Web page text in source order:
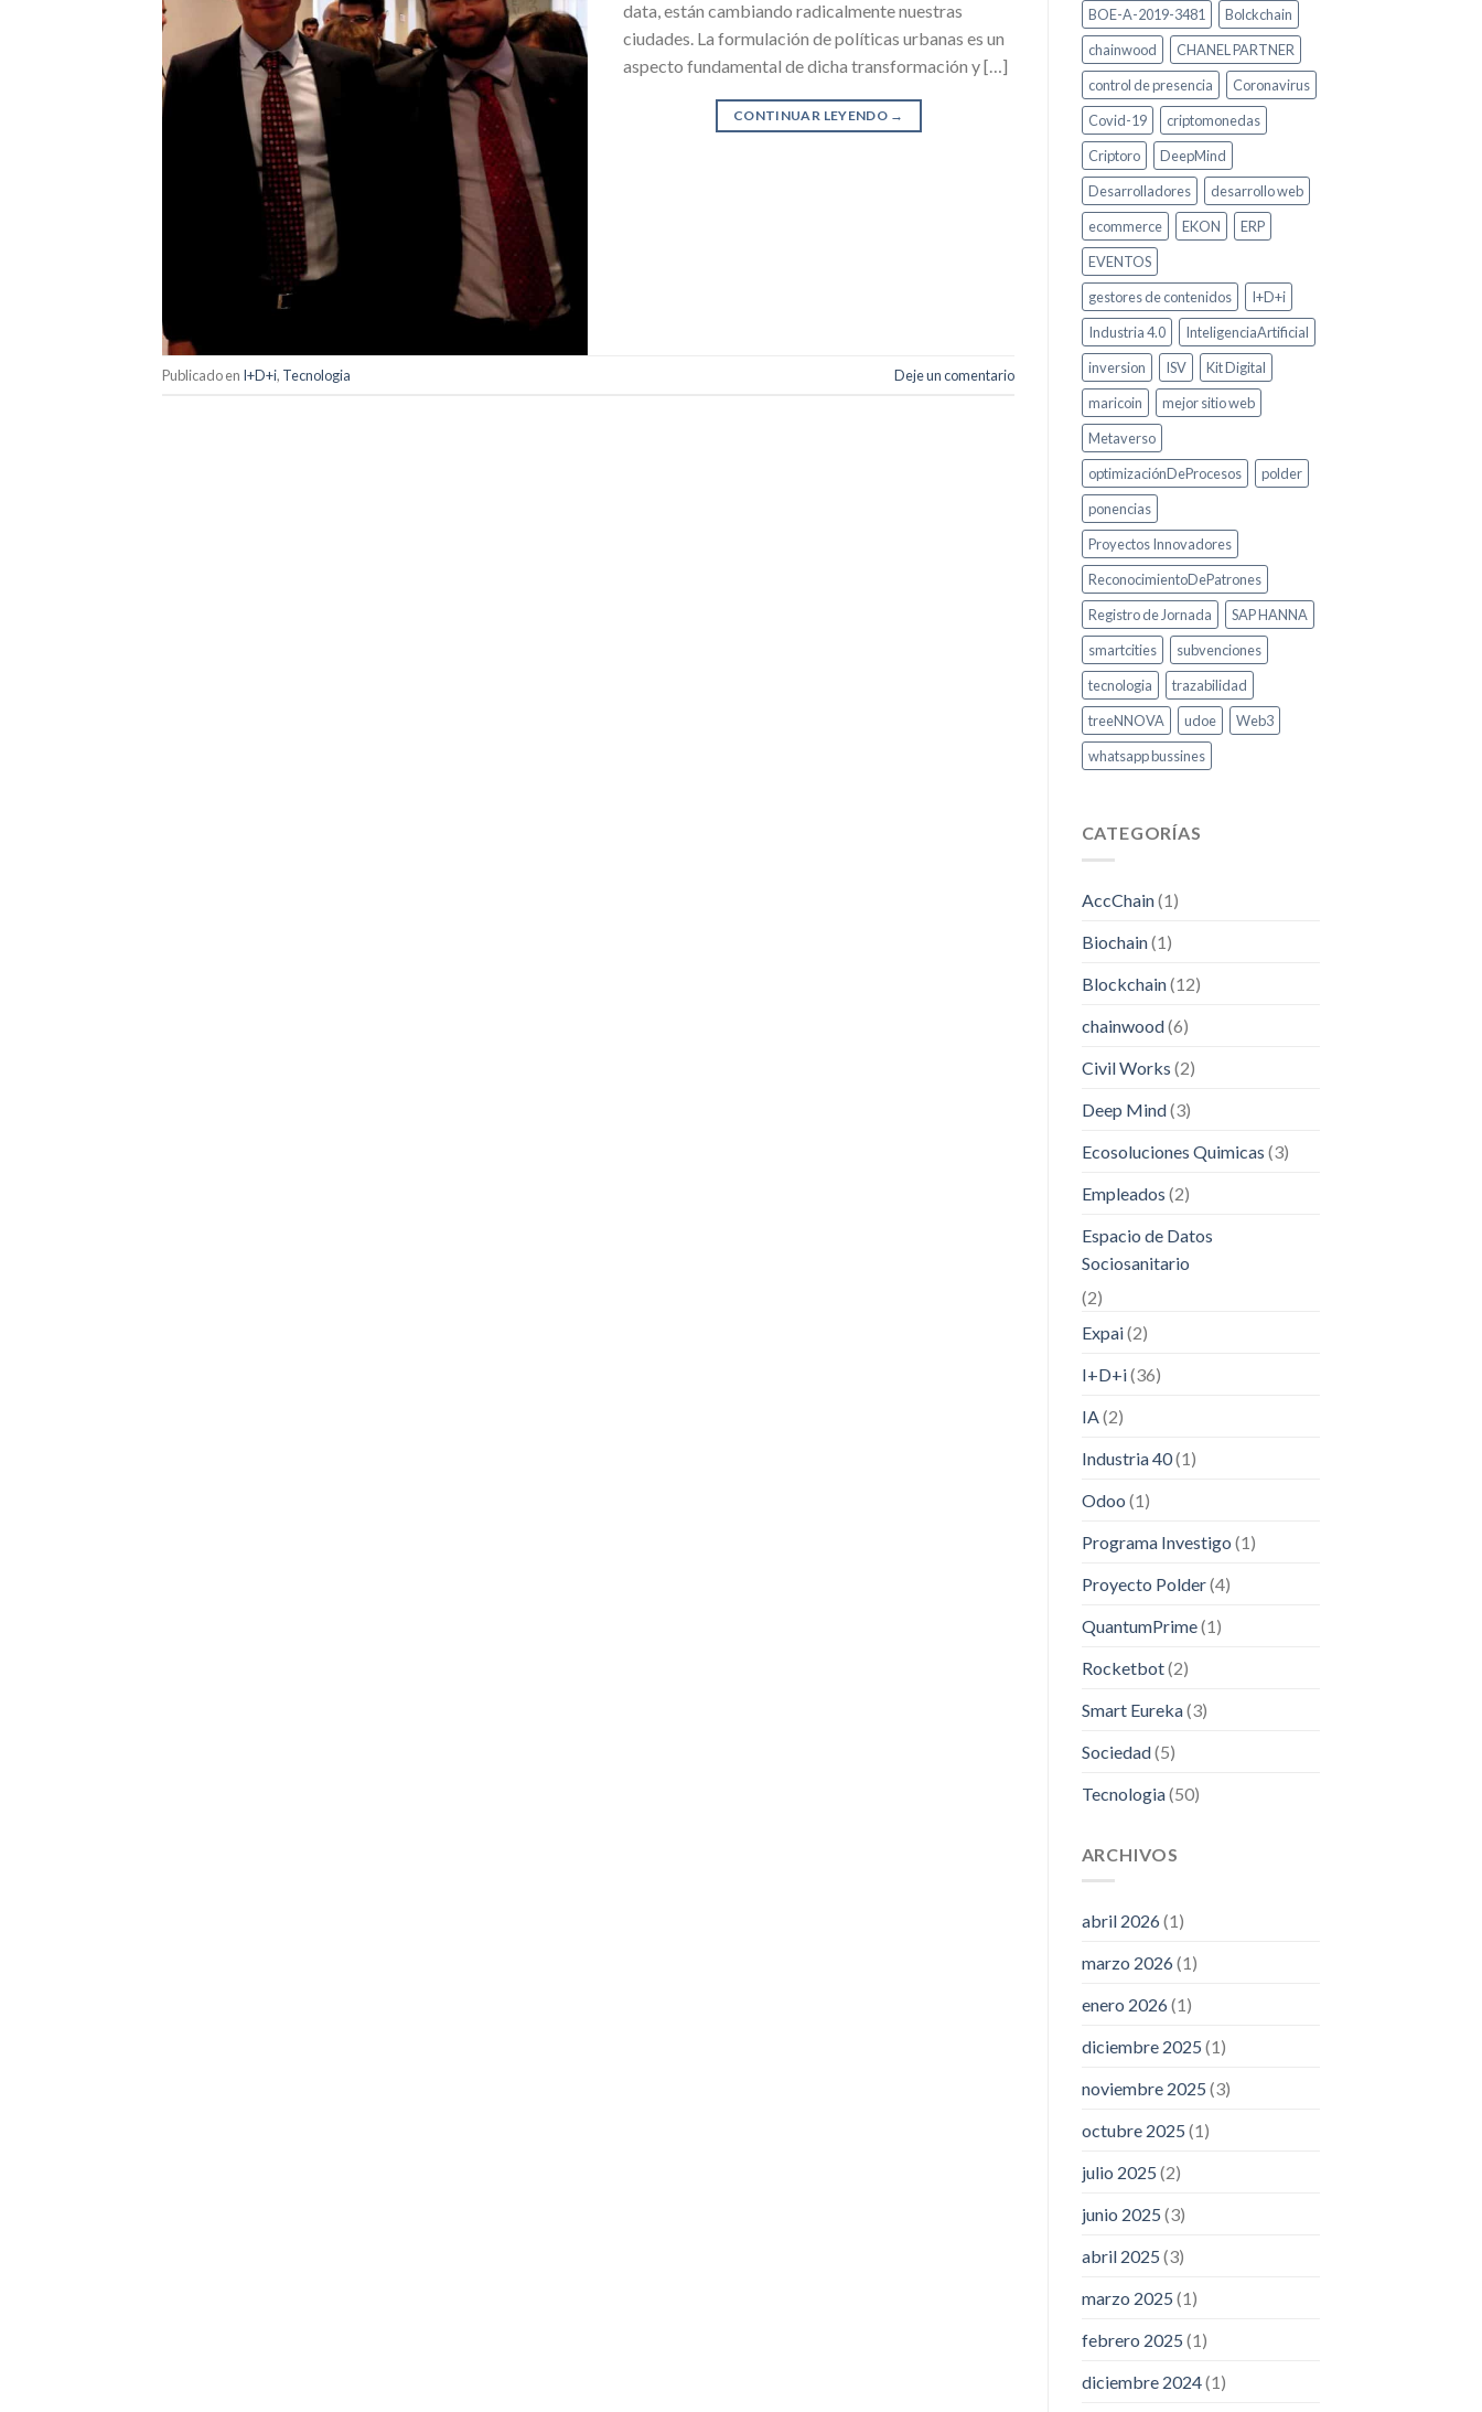
data, están cambiando radicalmente nuestras
ciudades. La formulación de políticas urbanas es un
aspecto fundamental de dicha transformación y […]
CONTINUAR LEYENDO →
Publicado en I+D+i, Tecnologia Deje un comentario
BOE-A-2019-3481
Bolckchain
chainwood
CHANEL PARTNER
control de presencia
Coronavirus
Covid-19
criptomonedas
Criptoro
DeepMind
Desarrolladores
desarrollo web
ecommerce
EKON
ERP
EVENTOS
gestores de contenidos
I+D+i
Industria 4.0
InteligenciaArtificial
inversion
ISV
Kit Digital
maricoin
mejor sitio web
Metaverso
optimizaciónDeProcesos
polder
ponencias
Proyectos Innovadores
ReconocimientoDePatrones
Registro de Jornada
SAP HANNA
smartcities
subvenciones
tecnologia
trazabilidad
treeNNOVA
udoe
Web3
whatsapp bussines
CATEGORÍAS
AccChain(1)
Biochain(1)
Blockchain(12)
chainwood(6)
Civil Works (2)
Deep Mind(3)
Ecosoluciones Quimicas (3)
Empleados (2)
Espacio de Datos
Sociosanitario
(2)
Expai(2)
I+D+i(36)
IA(2)
Industria 40(1)
Odoo (1)
Programa Investigo (1)
Proyecto Polder(4)
QuantumPrime(1)
Rocketbot(2)
Smart Eureka(3)
Sociedad(5)
Tecnologia(50)
ARCHIVOS
abril 2026(1)
marzo 2026(1)
enero 2026(1)
diciembre 2025 (1)
noviembre 2025 (3)
octubre 2025 (1)
julio 2025 (2)
junio 2025 (3)
abril 2025 (3)
marzo 2025 (1)
febrero 2025 (1)
diciembre 2024(1)